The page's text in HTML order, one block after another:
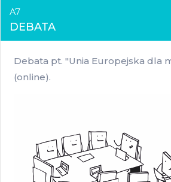
A7
DEBATA
Debata pt. "Unia Europejska dla
(online).